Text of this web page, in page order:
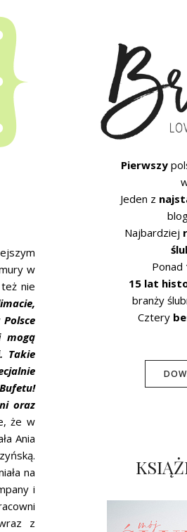
w
nie
mogą
Takie
oraz
że w
Ania
na
i
z
Pierwszy
Jeden z
Najbardziej
Ponad
15 lat
branży
Cztery